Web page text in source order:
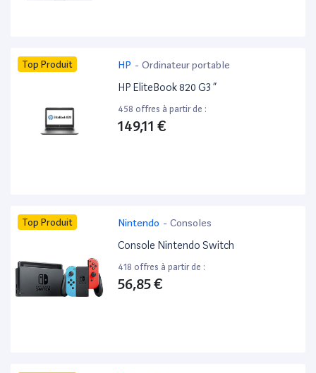
Top Produit HP - Ordinateur portable
HP EliteBook 820 G3 ”
458 offres à partir de :
149,11 €
Top Produit Nintendo - Consoles
Console Nintendo Switch
418 offres à partir de :
56,85 €